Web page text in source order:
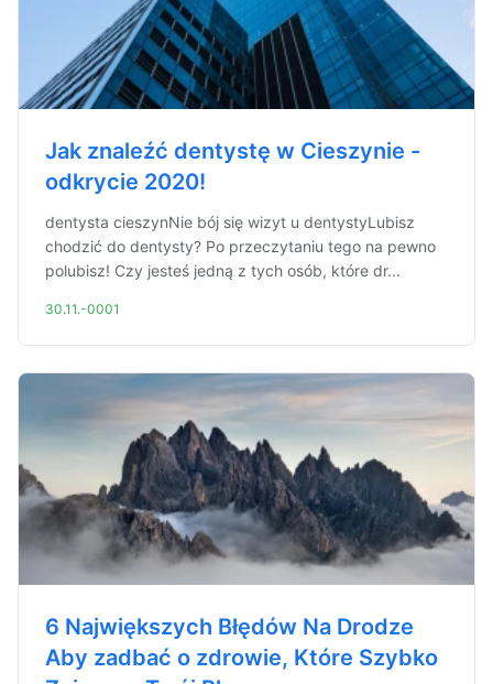
Jak znaleźć dentystę w Cieszynie -
odkrycie 2020!
dentysta cieszynNie bój się wizyt u dentystyLubisz
chodzić do dentysty? Po przeczytaniu tego na pewno
polubisz! Czy jesteś jedną z tych osób, które dr...
30.11.-0001
6 Największych Błędów Na Drodze
Aby zadbać o zdrowie, Które Szybko